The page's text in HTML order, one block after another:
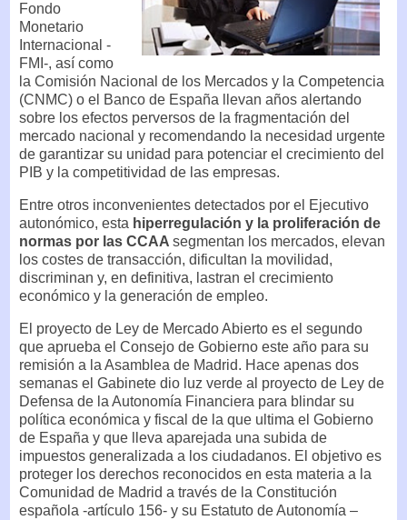
Fondo
Monetario
Internacional -
FMI-, así como
la Comisión Nacional de los Mercados y la Competencia
(CNMC) o el Banco de España llevan años alertando
sobre los efectos perversos de la fragmentación del
mercado nacional y recomendando la necesidad urgente
de garantizar su unidad para potenciar el crecimiento del
PIB y la competitividad de las empresas.
Entre otros inconvenientes detectados por el Ejecutivo
autonómico, esta hiperregulación y la proliferación de
normas por las CCAA segmentan los mercados, elevan
los costes de transacción, dificultan la movilidad,
discriminan y, en definitiva, lastran el crecimiento
económico y la generación de empleo.
El proyecto de Ley de Mercado Abierto es el segundo
que aprueba el Consejo de Gobierno este año para su
remisión a la Asamblea de Madrid. Hace apenas dos
semanas el Gabinete dio luz verde al proyecto de Ley de
Defensa de la Autonomía Financiera para blindar su
política económica y fiscal de la que ultima el Gobierno
de España y que lleva aparejada una subida de
impuestos generalizada a los ciudadanos. El objetivo es
proteger los derechos reconocidos en esta materia a la
Comunidad de Madrid a través de la Constitución
española -artículo 156- y su Estatuto de Autonomía –